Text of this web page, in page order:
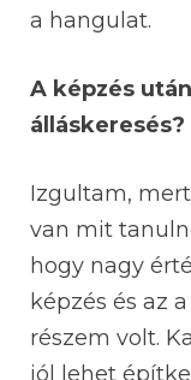
a hangulat.
A képzés
álláskeresés?
Izgultam,
van mit
hogy nagy
képzés és az
részem volt.
jól lehet